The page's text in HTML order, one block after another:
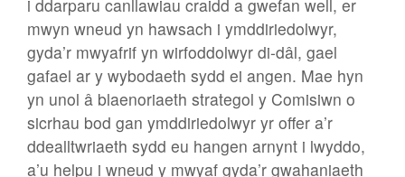
i ddarparu canllawiau craidd a gwefan well, er
mwyn wneud yn hawsach i ymddiriedolwyr,
gyda’r mwyafrif yn wirfoddolwyr di-dâl, gael
gafael ar y wybodaeth sydd ei angen. Mae hyn
yn unol â blaenoriaeth strategol y Comisiwn o
sicrhau bod gan ymddiriedolwyr yr offer a’r
ddealltwriaeth sydd eu hangen arnynt i lwyddo,
a’u helpu i wneud y mwyaf gyda’r gwahaniaeth